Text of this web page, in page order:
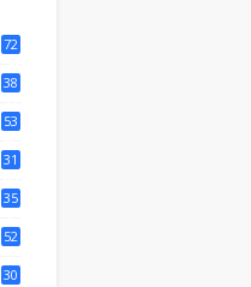
72
38
53
31
35
52
30